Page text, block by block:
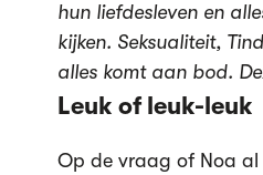
hun liefdesleven en
kijken. Seksualiteit,
alles komt aan bod.
Leuk of leuk-leuk
Op de vraag of Noa al